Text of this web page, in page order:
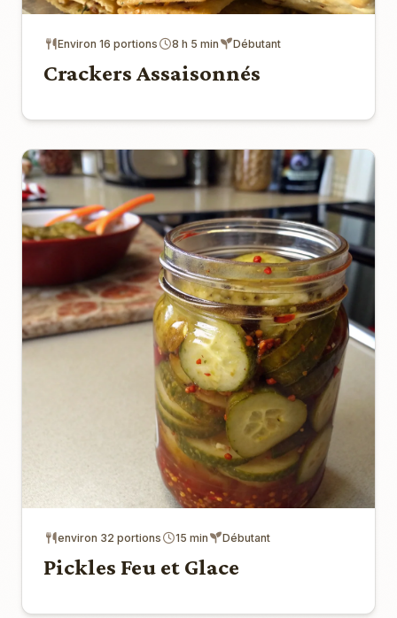
Environ 16 portions 8 h 5 min Débutant
Crackers Assaisonnés
environ 32 portions 15 min Débutant
Pickles Feu et Glace